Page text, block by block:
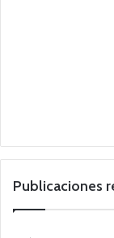
Publicaciones